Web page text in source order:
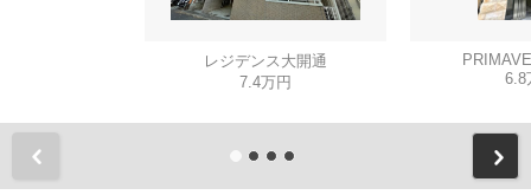
レジデンス大開通
7.4万円
6.8